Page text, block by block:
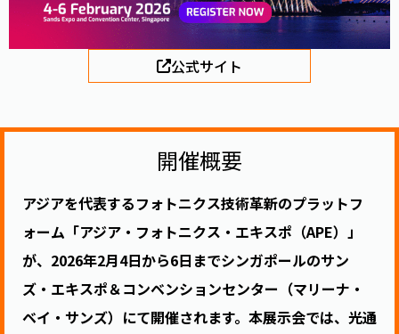
公式サイト
開催概要
アジアを代表するフォトニクス技術革新のプラットフ
ォーム「アジア・フォトニクス・エキスポ（APE）」
が、2026年2月4日から6日までシンガポールのサン
ズ・エキスポ＆コンベンションセンター（マリーナ・
ベイ・サンズ）にて開催されます。本展示会では、光通